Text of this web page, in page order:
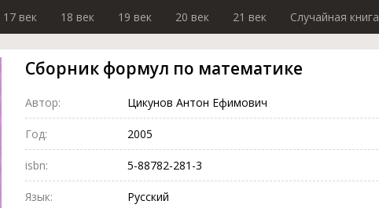
17 век 18 век 19 век 20 век 21 век Случайная книга
Сборник формул по математике
Автор: Цикунов Антон Ефимович
Год: 2005
isbn: 5-88782-281-3
Язык: Русский